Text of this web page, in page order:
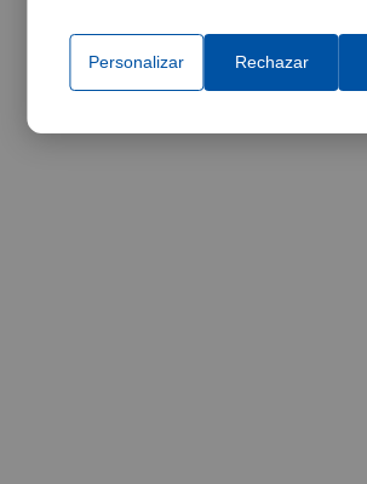
Personalizar Rechazar